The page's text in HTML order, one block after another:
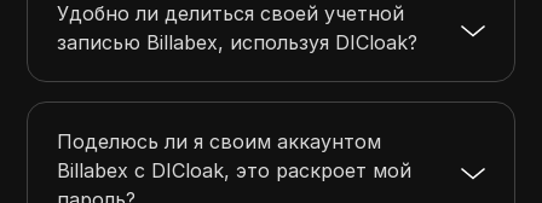
Удобно ли делиться своей учетной
записью Billabex, используя DICloak?
Поделюсь ли я своим аккаунтом
Billabex с DICloak, это раскроет мой